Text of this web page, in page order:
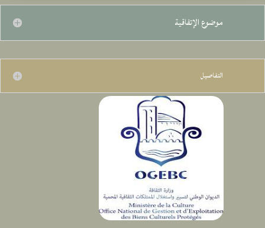
موضوع الإتفاقية
التفاصيل